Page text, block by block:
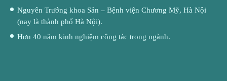
Nguyên Trưởng khoa Sản – Bệnh viện Chương Mỹ, Hà Nội
(nay là thành phố Hà Nội).
Hơn 40 năm kinh nghiệm công tác trong ngành.